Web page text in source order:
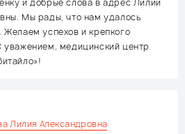
и добрые слова в адрес Лилии
Мы рады, что нам удалось
Желаем успехов и крепкого
уважением, медицинский центр
Лилия Александровна